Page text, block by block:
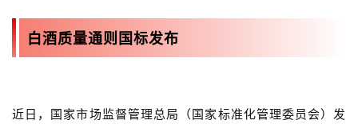
白酒质量通则国标发布
近日，国家市场监督管理总局（国家标准化管理委员会）发